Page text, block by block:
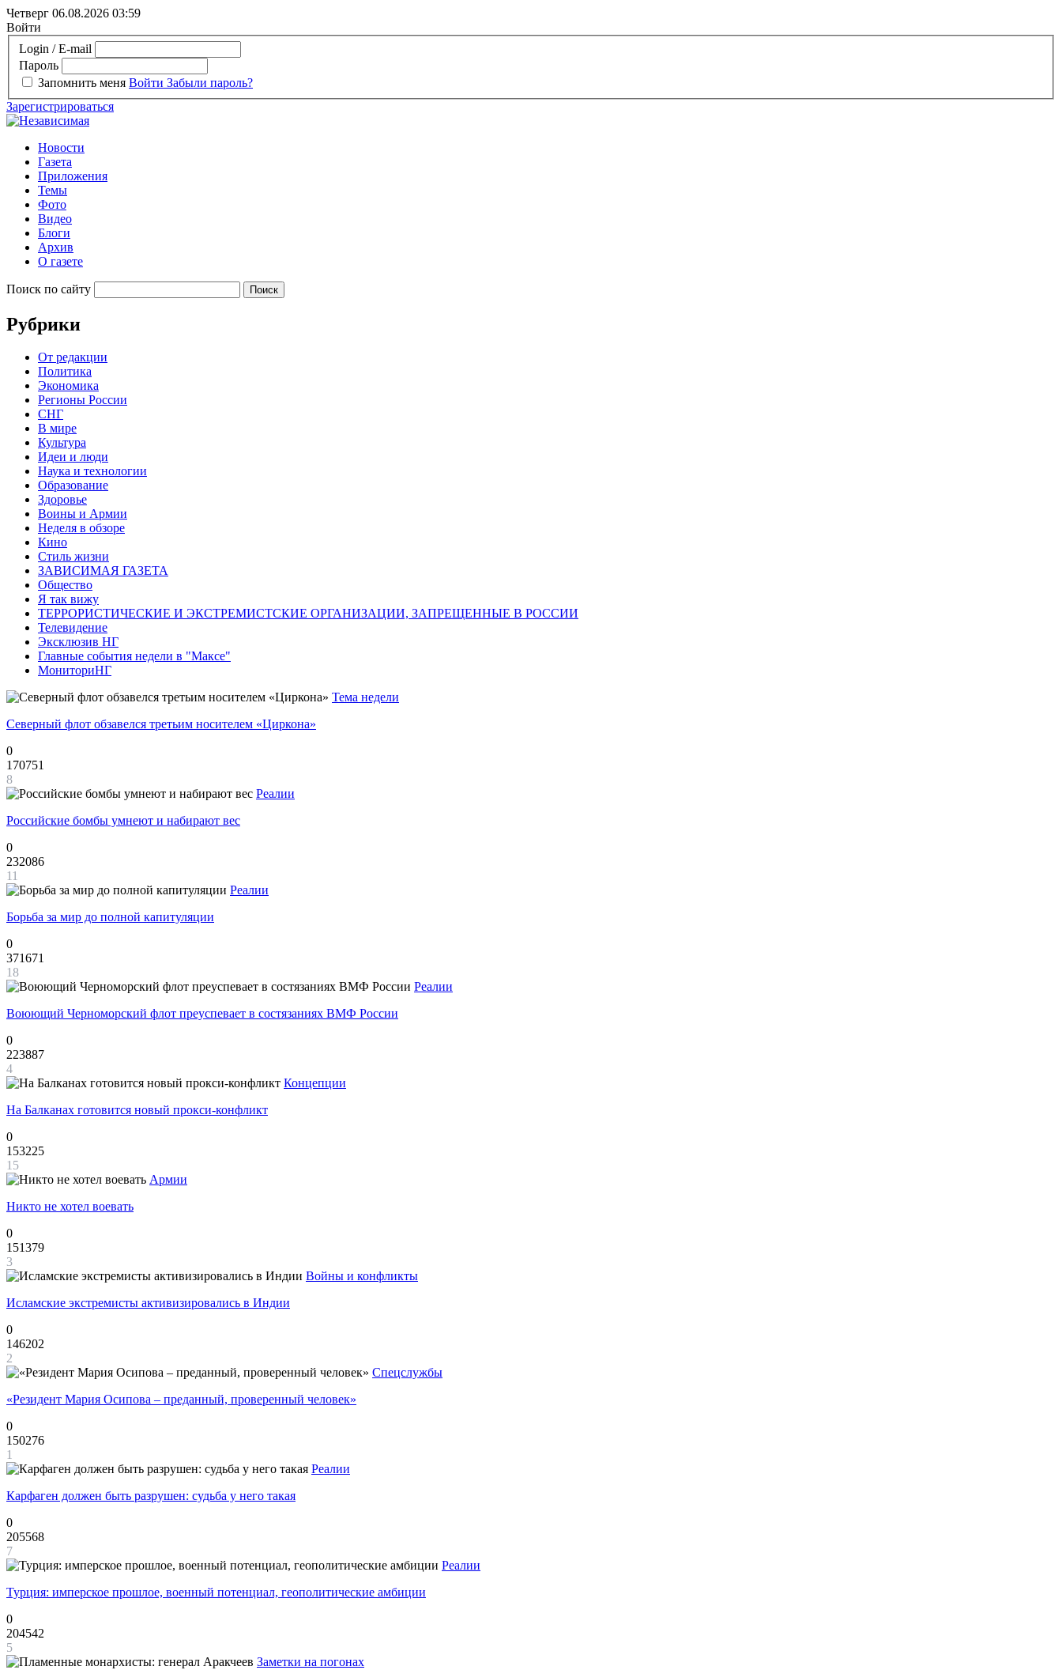
Четверг 06.08.2026 03:59
Войти
Login / E-mail
Пароль
Запомнить меня Войти Забыли пароль?
Зарегистрироваться
Новости
Газета
Приложения
Темы
Фото
Видео
Блоги
Архив
О газете
Поиск по сайту
Рубрики
От редакции
Политика
Экономика
Регионы России
СНГ
В мире
Культура
Идеи и люди
Наука и технологии
Образование
Здоровье
Воины и Армии
Неделя в обзоре
Кино
Стиль жизни
ЗАВИСИМАЯ ГАЗЕТА
Общество
Я так вижу
ТЕРРОРИСТИЧЕСКИЕ И ЭКСТРЕМИСТСКИЕ ОРГАНИЗАЦИИ, ЗАПРЕЩЕННЫЕ В РОССИИ
Телевидение
Эксклюзив НГ
Главные события недели в "Максе"
МониториНГ
Тема недели
Северный флот обзавелся третьим носителем «Циркона»
0
170751
8
Реалии
Российские бомбы умнеют и набирают вес
0
232086
11
Реалии
Борьба за мир до полной капитуляции
0
371671
18
Реалии
Воюющий Черноморский флот преуспевает в состязаниях ВМФ России
0
223887
4
Концепции
На Балканах готовится новый прокси-конфликт
0
153225
15
Армии
Никто не хотел воевать
0
151379
3
Войны и конфликты
Исламские экстремисты активизировались в Индии
0
146202
2
Спецслужбы
«Резидент Мария Осипова – преданный, проверенный человек»
0
150276
1
Реалии
Карфаген должен быть разрушен: судьба у него такая
0
205568
7
Реалии
Турция: имперское прошлое, военный потенциал, геополитические амбиции
0
204542
5
Заметки на погонах